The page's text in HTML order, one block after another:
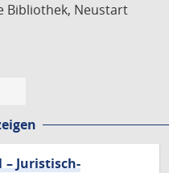
Bibliothek, Neustart
– Juristisch-